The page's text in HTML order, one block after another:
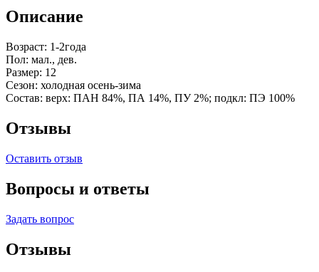
Описание
Возраст: 1-2года
Пол: мал., дев.
Размер: 12
Сезон: холодная осень-зима
Состав: верх: ПАН 84%, ПА 14%, ПУ 2%; подкл: ПЭ 100%
Отзывы
Оставить отзыв
Вопросы и ответы
Задать вопрос
Отзывы